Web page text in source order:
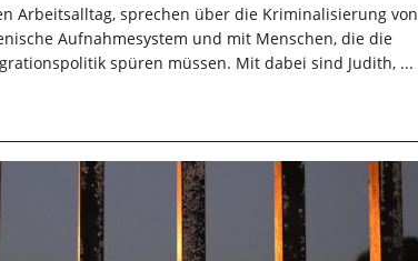
Arbeitsalltag, sprechen über die Kriminalisierung von
Aufnahmesystem und mit Menschen, die die
spüren müssen. Mit dabei sind Judith, ...